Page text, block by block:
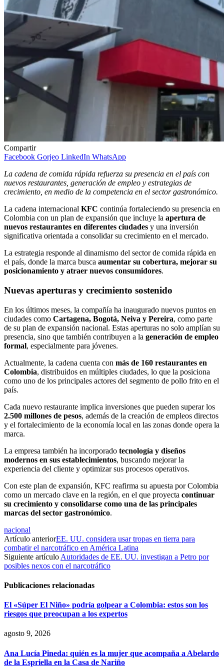
Compartir
Facebook Gorjeo LinkedIn WhatsApp
La cadena de comida rápida refuerza su presencia en el país con
nuevos restaurantes, generación de empleo y estrategias de
crecimiento, en medio de la competencia en el sector gastronómico.
La cadena internacional KFC continúa fortaleciendo su presencia en
Colombia con un plan de expansión que incluye la apertura de
nuevos restaurantes en diferentes ciudades y una inversión
significativa orientada a consolidar su crecimiento en el mercado.
La estrategia responde al dinamismo del sector de comida rápida en
el país, donde la marca busca aumentar su cobertura, mejorar su
posicionamiento y atraer nuevos consumidores.
Nuevas aperturas y crecimiento sostenido
En los últimos meses, la compañía ha inaugurado nuevos puntos en
ciudades como Cartagena, Bogotá, Neiva y Pereira, como parte
de su plan de expansión nacional. Estas aperturas no solo amplían su
presencia, sino que también contribuyen a la generación de empleo
formal, especialmente para jóvenes.
Actualmente, la cadena cuenta con más de 160 restaurantes en
Colombia, distribuidos en múltiples ciudades, lo que la posiciona
como uno de los principales actores del segmento de pollo frito en el
país.
Cada nuevo restaurante implica inversiones que pueden superar los
2.500 millones de pesos, además de la creación de empleos directos
y el fortalecimiento de la economía local en las zonas donde opera la
marca.
La empresa también ha incorporado tecnología y diseños
modernos en sus establecimientos, buscando mejorar la
experiencia del cliente y optimizar sus procesos operativos.
Con este plan de expansión, KFC reafirma su apuesta por Colombia
como un mercado clave en la región, en el que proyecta continuar
su crecimiento y consolidarse como una de las principales
marcas del sector gastronómico.
nacional
Artículo anteriorEE. UU. considera usar tropas en tierra para
combatir el narcotráfico en América Latina
Siguiente artículo Autoridades de EE. UU. investigan a Petro por
posibles nexos con el narcotráfico
Publicaciones relacionadas
El «Súper El Niño» podría golpear a Colombia: estos son los
riesgos que preocupan a los expertos
agosto 9, 2026
Ana Lucía Pineda: quién es la mujer que acompaña a Abelardo
de la Espriella en la Casa de Nariño